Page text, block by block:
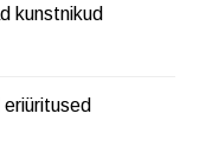
kunstnikud